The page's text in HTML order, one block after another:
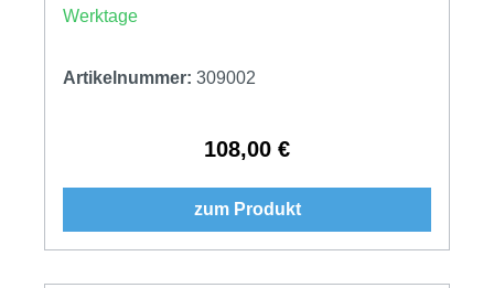
Werktage
Artikelnummer: 309002
Regulärer Preis:
108,00 €
zum Produkt